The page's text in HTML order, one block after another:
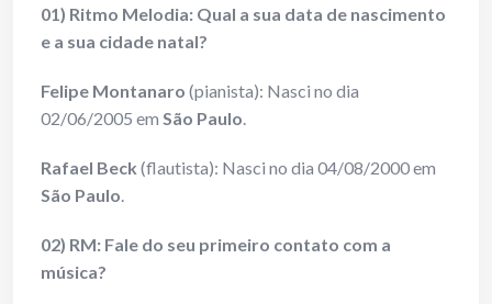
01) Ritmo Melodia: Qual a sua data de nascimento
e a sua cidade natal?
Felipe Montanaro (pianista): Nasci no dia
02/06/2005 em São Paulo.
Rafael Beck (flautista): Nasci no dia 04/08/2000 em
São Paulo.
02) RM: Fale do seu primeiro contato com a
música?